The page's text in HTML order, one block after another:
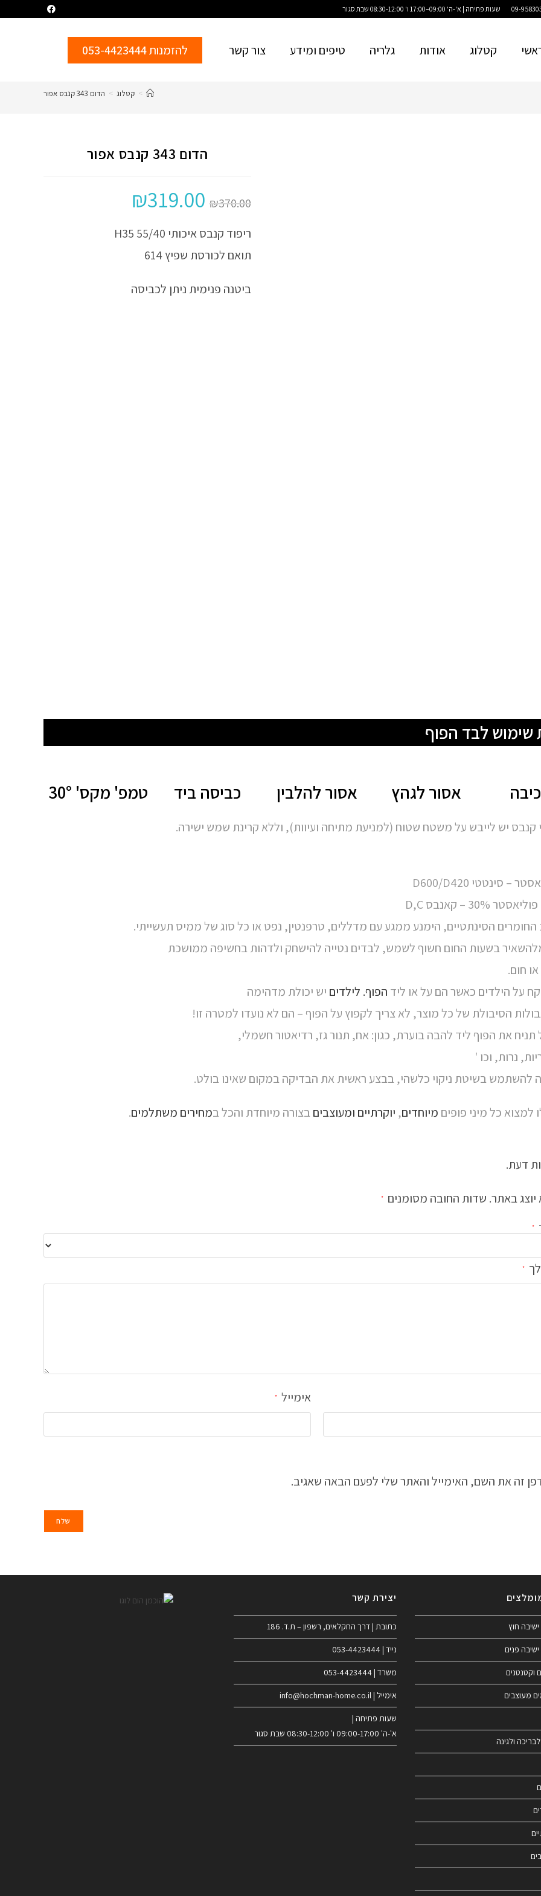
שעות פתיחה | א'-ה' 09:00–17:00 ו' 08:30-12:00 שבת סגור
קטלוג אודות גלריה טיפים ומידע צור קשר להזמנות 053-4423444
> קטלוג > הדום 343 קנבס אפור
הדום 343 קנבס אפור
₪370.00
₪319.00
ריפוד קנבס איכותי 55/40 H35
תואם לכורסת שפיץ 614
ביטנה פנימית ניתן לכביסה
שימוש לבד הפוף
אסור לגהץ אסור להלבין כביסה ביד טמפ' מקס' 30°
קנבס יש לייבש על משטח שטוח (למניעת מתיחה ועיוות), וללא קרינת שמש ישירה.
החומרים הסינתטיים, הימנע ממגע עם מדללים, טרפנטין, נפט או כל סוג של ממיס תעשייתי.
בשעות החום חשוף לשמש, לבדים נטייה להישחק ולדהות בחשיפה ממושכת
על הילדים כאשר הם על או ליד הפוף. לילדים יש יכולת מדהימה
הסיבולת של כל מוצר, לא צריך לקפוץ על הפוף – הם לא נועדו למטרה זו!
תניח את הפוף ליד להבה בוערת, כגון: אח, תנור גז, רדיאטור חשמלי,
נרות, וכו '
להשתמש בשיטת ניקוי כלשהי, בבצע ראשית את הבדיקה במקום שאינו בולט.
למצוא כל מיני פופים מיוחדים, יוקרתיים ומעוצביםבצורה מיוחדת והכל במחירים משתלמים.
דעת.
יוצג באתר. שדות החובה מסומנים *
*
*
אימייל *
זה את השם, האימייל והאתר שלי לפעם הבאה שאגיב.
ישיבה חוץ
ישיבה פנים
וקטנטנים
מעוצבים
ולגינה
יצירת קשר
כתובת | דרך החקלאים, רשפון – ת.ד. 186
נייד | 053-4423444
משרד | 053-4423444
אימייל | info@hochman-home.co.il
שעות פתיחה |
א'-ה' 09:00-17:00 ו' 08:30-12:00 שבת סגור